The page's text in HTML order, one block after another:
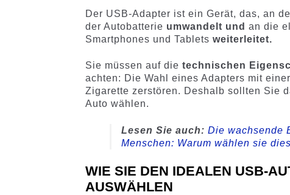
Der USB-Adapter ist ein Gerät, das, an
der Autobatterie umwandelt undan die
Smartphones und Tabletsweiterleitet.
Sie müssen auf dietechnischen
achten: Die Wahl eines Adapters mit
Zigarette zerstören. Deshalb sollten Sie
Auto wählen.
Lesen Sie auch:Die wachsende
Menschen: Warum wählen sie
WIE SIE DEN IDEALEN USB-
AUSWÄHLEN